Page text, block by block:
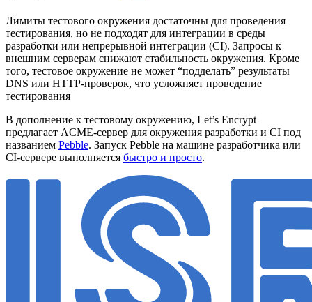
Лимиты тестового окружения достаточны для проведения
тестирования, но не подходят для интеграции в среды
разработки или непрерывной интеграции (CI). Запросы к
внешним серверам снижают стабильность окружения. Кроме
того, тестовое окружение не может “подделать” результаты
DNS или HTTP-проверок, что усложняет проведение
тестирования
В дополнение к тестовому окружению, Let’s Encrypt
предлагает ACME-сервер для окружения разработки и CI под
названием Pebble. Запуск Pebble на машине разработчика или
CI-сервере выполняется быстро и просто.